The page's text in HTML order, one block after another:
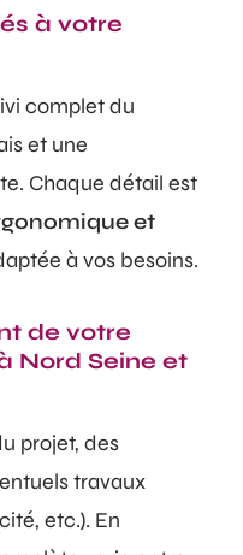
à votre
complet du
et une
Chaque détail est
et
à vos besoins.
de votre
Nord Seine et
projet, des
travaux
etc.). En